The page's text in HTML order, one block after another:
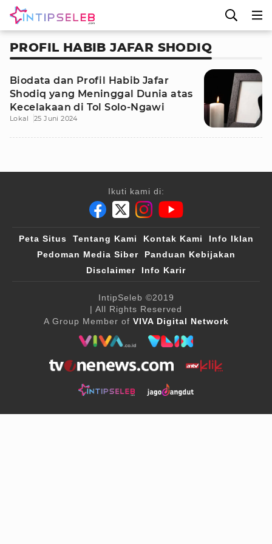
PROFIL HABIB JAFAR SHODIQ
Biodata dan Profil Habib Jafar
Shodiq yang Meninggal Dunia atas
Kecelakaan di Tol Solo-Ngawi
Lokal 25 Juni 2024
Ikuti kami di:
Peta Situs Tentang Kami Kontak Kami
Info Iklan
Pedoman Media Siber
Panduan Kebijakan
Disclaimer
Info Karir
IntipSeleb ©2019
| All Rights Reserved
A Group Member of VIVA Digital Network